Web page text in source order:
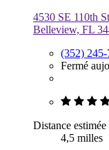
4530 SE 110th St
Belleview, FL
(352)
Fermé
Distance estimée
4,5 milles